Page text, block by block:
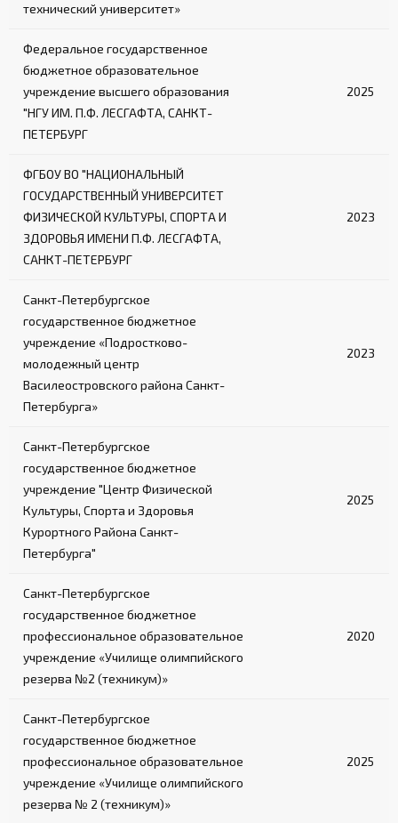
технический университет»
Федеральное государственное
бюджетное образовательное
учреждение высшего образования
"НГУ ИМ. П.Ф. ЛЕСГАФТА, САНКТ-
ПЕТЕРБУРГ
2025
ФГБОУ ВО "НАЦИОНАЛЬНЫЙ
ГОСУДАРСТВЕННЫЙ УНИВЕРСИТЕТ
ФИЗИЧЕСКОЙ КУЛЬТУРЫ, СПОРТА И
ЗДОРОВЬЯ ИМЕНИ П.Ф. ЛЕСГАФТА,
САНКТ-ПЕТЕРБУРГ
2023
Санкт-Петербургское
государственное бюджетное
учреждение «Подростково-
молодежный центр
Василеостровского района Санкт-
Петербурга»
2023
Санкт-Петербургское
государственное бюджетное
учреждение "Центр Физической
Культуры, Спорта и Здоровья
Курортного Района Санкт-
Петербурга"
2025
Санкт-Петербургское
государственное бюджетное
профессиональное образовательное
учреждение «Училище олимпийского
резерва №2 (техникум)»
2020
Санкт-Петербургское
государственное бюджетное
профессиональное образовательное
учреждение «Училище олимпийского
резерва № 2 (техникум)»
2025